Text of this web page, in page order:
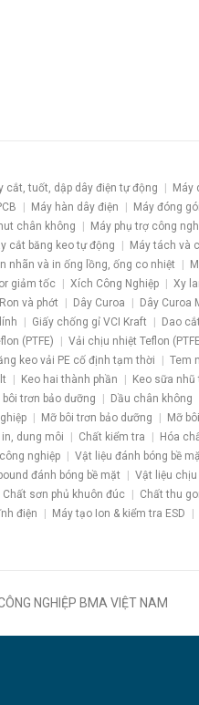
cắt, tuốt, dập dây điện tự động Máy
Máy hàn dây điện Máy đóng gói
chân không Máy phụ trợ công
cắt băng keo tự động Máy tách và
nhãn và in ống lồng, ống co nhiệt
giảm tốc Xích Công Nghiệp Xy
Ron và phớt Dây Curoa Dây Curoa
Giấy chống gỉ VCI Kraft Dao
(PTFE) Vải chịu nhiệt Teflon
keo vải PE cố định tạm thời Tem
Keo hai thành phần Keo sữa nhũ
bôi trơn bảo dưỡng Dầu chân không
Mỡ bôi trơn bảo dưỡng Mỡ
dung môi Chất kiểm tra Hóa
nghiệp Vật liệu đánh bóng bề
đánh bóng bề mặt Vật liệu
Chất sơn phủ khuôn đúc Chất thu
điện Máy tạo Ion & kiểm tra ESD
NGHIỆP BMA VIỆT NAM